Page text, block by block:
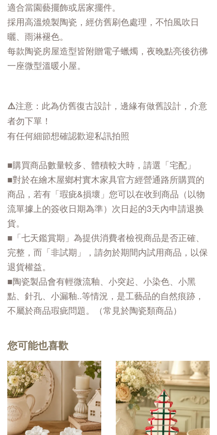
適合當園藝擺飾或居家擺件。
採用高溫燒製陶瓷，經仿舊刷色處理，不怕風吹日
曬、雨淋褪色。
每款陶瓷房屋造型皆附贈電子蠟燭，夜晚點亮後彷彿
一座微型溫暖小屋。
⚠️注意：此為仿舊復古設計，邊緣有做舊設計，介意
者勿下單！
有任何細節想確認歡迎私訊拍照
■購買商品數量較多、體積較大時，請選「宅配」
■對於在繪木屋鄉村實木家具官方經營通路所購買的
商品，若有「瑕疵&損壞」您可以在收到商品（以物
流單據上的簽收日期為準）次日起的3天內申請退换
貨。
■「七天鑑賞期」為提供消費者檢視商品是否正確、
完整，而「非試期」，請勿於期間内試用商品，以保
退貨權益。
■陶瓷製品會有輕微流釉、小突起、小染色、小黑
點、針孔、小漏釉..等情況，是工藝品的自然痕跡，
不屬於商品瑕疵問題。（常見於陶瓷類商品）
您可能也喜歡